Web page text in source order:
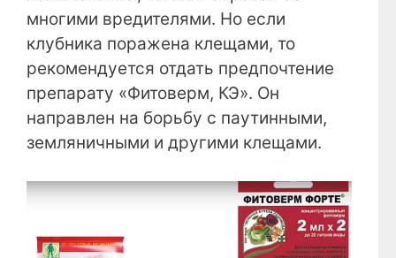
многими вредителями. Но если
клубника поражена клещами, то
рекомендуется отдать предпочтение
препарату «Фитоверм, КЭ». Он
направлен на борьбу с паутинными,
земляничными и другими клещами.